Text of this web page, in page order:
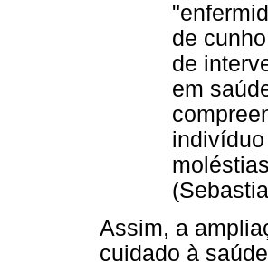
de
de
em
Assim, a
cuidado à